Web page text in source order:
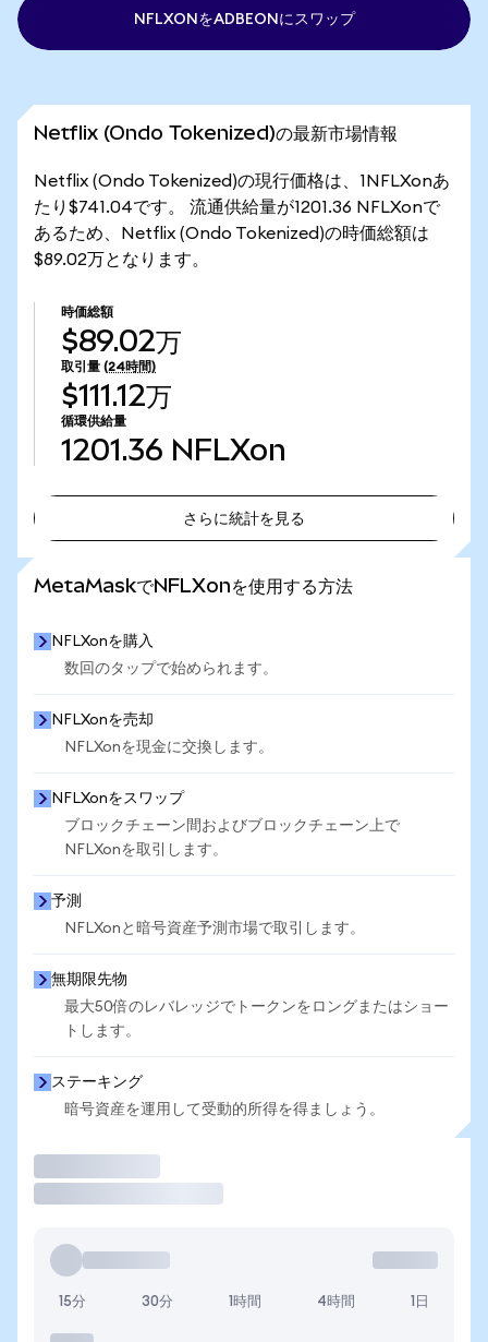
NFLXONをADBEONにスワップ
Netflix (Ondo Tokenized)の最新市場情報
Netflix (Ondo Tokenized)の現行価格は、1NFLXonあ
たり$741.04です。 流通供給量が1201.36 NFLXonで
あるため、Netflix (Ondo Tokenized)の時価総額は
$89.02万となります。
時価総額
$89.02万
取引量 (24時間)
$111.12万
循環供給量
1201.36 NFLXon
さらに統計を見る
MetaMaskでNFLXonを使用する方法
NFLXonを購入
数回のタップで始められます。
NFLXonを売却
NFLXonを現金に交換します。
NFLXonをスワップ
ブロックチェーン間およびブロックチェーン上で
NFLXonを取引します。
予測
NFLXonと暗号資産予測市場で取引します。
無期限先物
最大50倍のレバレッジでトークンをロングまたはショー
トします。
ステーキング
暗号資産を運用して受動的所得を得ましょう。
15分 30分 1時間 4時間 1日